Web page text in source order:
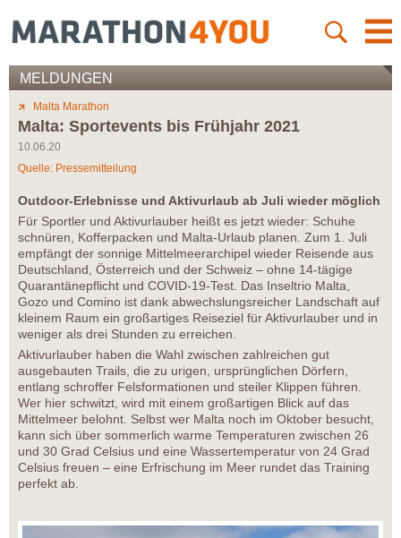
MELDUNGEN
Malta Marathon
Malta: Sportevents bis Frühjahr 2021
10.06.20
Quelle: Pressemitteilung
Outdoor-Erlebnisse und Aktivurlaub ab Juli wieder möglich
Für Sportler und Aktivurlauber heißt es jetzt wieder: Schuhe
schnüren, Kofferpacken und Malta-Urlaub planen. Zum 1. Juli
empfängt der sonnige Mittelmeerarchipel wieder Reisende aus
Deutschland, Österreich und der Schweiz – ohne 14-tägige
Quarantänepflicht und COVID-19-Test. Das Inseltrio Malta,
Gozo und Comino ist dank abwechslungsreicher Landschaft auf
kleinem Raum ein großartiges Reiseziel für Aktivurlauber und in
weniger als drei Stunden zu erreichen.
Aktivurlauber haben die Wahl zwischen zahlreichen gut
ausgebauten Trails, die zu urigen, ursprünglichen Dörfern,
entlang schroffer Felsformationen und steiler Klippen führen.
Wer hier schwitzt, wird mit einem großartigen Blick auf das
Mittelmeer belohnt. Selbst wer Malta noch im Oktober besucht,
kann sich über sommerlich warme Temperaturen zwischen 26
und 30 Grad Celsius und eine Wassertemperatur von 24 Grad
Celsius freuen – eine Erfrischung im Meer rundet das Training
perfekt ab.